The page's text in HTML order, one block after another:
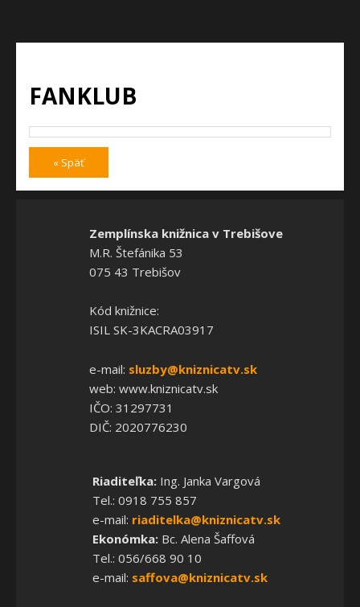
FANKLUB
« Späť
Zemplínska knižnica v Trebišove
M.R. Štefánika 53
075 43 Trebišov
Kód knižnice:
ISIL SK-3KACRA03917
e-mail: sluzby@kniznicatv.sk
web: www.kniznicatv.sk
IČO: 31297731
DIČ: 2020776230
Riaditeľka:Ing. Janka Vargová
Tel.: 0918 755 857
e-mail: riaditelka@kniznicatv.sk
Ekonómka:Bc. Alena Šaffová
Tel.: 056/668 90 10
e-mail: saffova@kniznicatv.sk